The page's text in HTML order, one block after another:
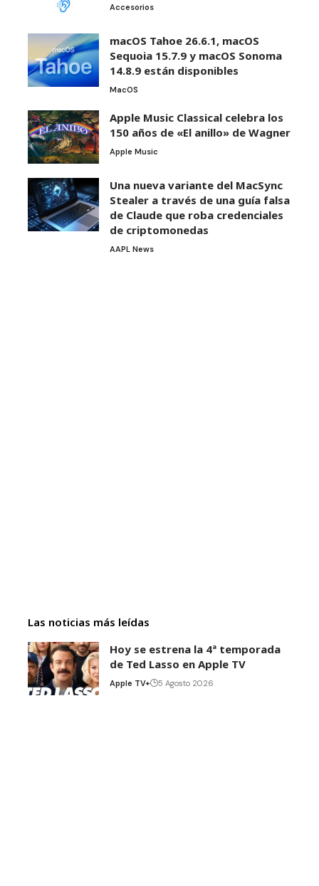
Accesorios
macOS Tahoe 26.6.1, macOS
Sequoia 15.7.9 y macOS Sonoma
14.8.9 están disponibles
MacOS
Apple Music Classical celebra los
150 años de «El anillo» de Wagner
Apple Music
Una nueva variante del MacSync
Stealer a través de una guía falsa
de Claude que roba credenciales
de criptomonedas
AAPL News
Las noticias más leídas
Hoy se estrena la 4ª temporada
de Ted Lasso en Apple TV
Apple TV+ 5 Agosto 2026